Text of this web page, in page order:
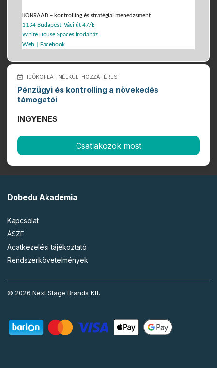
KONRAAD – kontrolling és stratégiai menedzsment
1134 Budapest, Váci út 47/E
White House Spaces irodaház
Web
Facebook
IDŐKORLÁT NÉLKÜLI HOZZÁFÉRÉS
Pénzügyi és kontrolling a növekedés
támogatói
INGYENES
Csatlakozok most
Dobedu Akadémia
Kapcsolat
ÁSZF
Adatkezelési tájékoztató
Rendszerkövetelmények
© 2026 Next Stage Brands Kft.